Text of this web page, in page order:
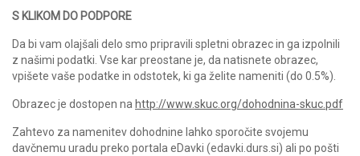
S KLIKOM DO PODPORE
Da bi vam olajšali delo smo pripravili spletni obrazec in ga izpolnili
z našimi podatki. Vse kar preostane je, da natisnete obrazec,
vpišete vaše podatke in odstotek, ki ga želite nameniti (do 0.5%).
Obrazec je dostopen na http://www.skuc.org/dohodnina-skuc.pdf
Zahtevo za namenitev dohodnine lahko sporočite svojemu
davčnemu uradu preko portala eDavki (edavki.durs.si) ali po pošti